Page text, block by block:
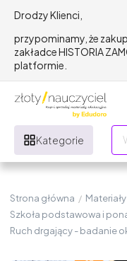
Drodzy Klienci,
przypominamy, że
zakładce HISTORIA
platformie.
Kategorie
Strona główna /
Szkoła podstawowa i
Ruch drgający - badanie